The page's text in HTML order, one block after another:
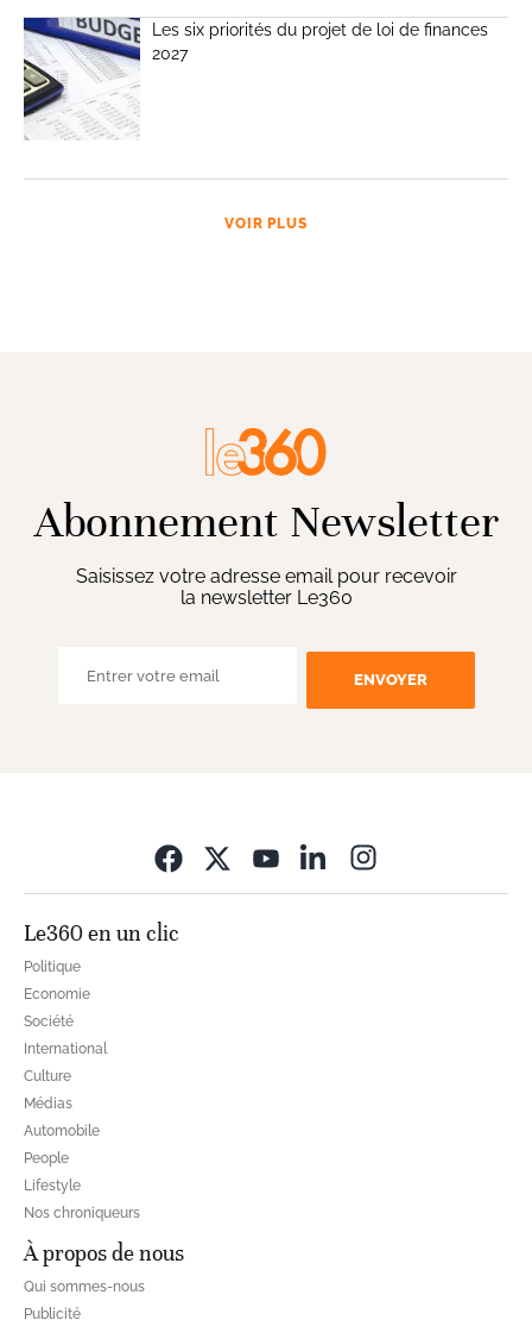
Les six priorités du projet de loi de finances
2027
VOIR PLUS
Abonnement Newsletter
Saisissez votre adresse email pour recevoir
la newsletter Le360
ENVOYER
Le360 en un clic
Politique
Economie
Société
International
Culture
Médias
Automobile
People
Lifestyle
Nos chroniqueurs
À propos de nous
Qui sommes-nous
Publicité